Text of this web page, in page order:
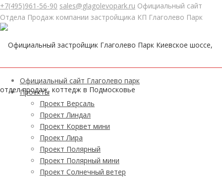
+7(495)961-56-90 sales@glagolevopark.ru Официальный сайт
Отдела Продаж компании застройщика КП Глаголево Парк
Официальный сайт Глаголево парк
Проекты
Проект Версаль
Проект Линдал
Проект Корвет мини
Проект Лира
Проект Полярный
Проект Полярный мини
Проект Солнечный ветер